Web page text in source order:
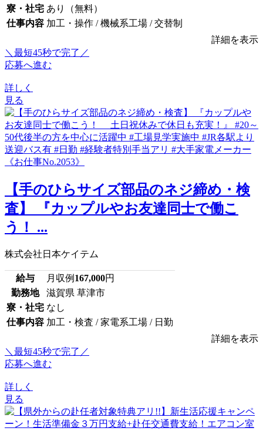
寮・社宅 あり（無料）
仕事内容 加工・操作 / 機械系工場 / 交替制
詳細を表示
＼最短45秒で完了／
応募へ進む
詳しく
見る
【手のひらサイズ部品のネジ締め・検
査】 『カップルやお友達同士で働こ
う！ ...
株式会社日本ケイテム
給与 月収例 167,000円
勤務地
滋賀県 草津市
寮・社宅 なし
仕事内容 加工・検査 / 家電系工場 / 日勤
詳細を表示
＼最短45秒で完了／
応募へ進む
詳しく
見る